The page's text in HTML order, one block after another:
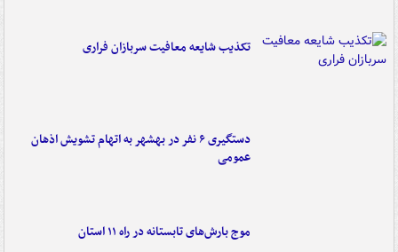
تکذیب شایعه معافیت سربازان فراری
دستگیری ۶ نفر در بهشهر به اتهام تشویش اذهان
عمومی
موج بارش‌های تابستانه در راه ۱۱ استان